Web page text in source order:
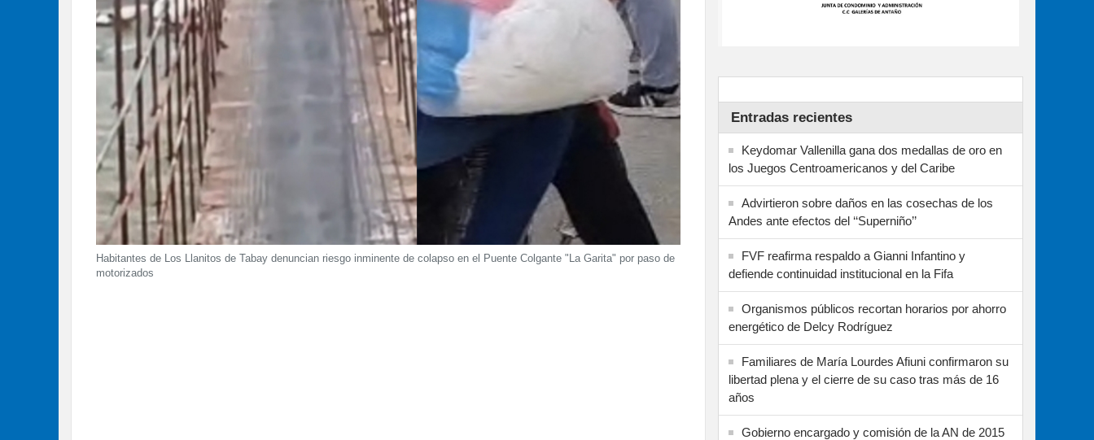
Habitantes de Los Llanitos de Tabay denuncian riesgo inminente de colapso en el Puente Colgante "La Garita" por paso de
motorizados
Entradas recientes
Keydomar Vallenilla gana dos medallas de oro en
los Juegos Centroamericanos y del Caribe
Advirtieron sobre daños en las cosechas de los
Andes ante efectos del ‘‘Superniño’’
FVF reafirma respaldo a Gianni Infantino y
defiende continuidad institucional en la Fifa
Organismos públicos recortan horarios por ahorro
energético de Delcy Rodríguez
Familiares de María Lourdes Afiuni confirmaron su
libertad plena y el cierre de su caso tras más de 16
años
Gobierno encargado y comisión de la AN de 2015